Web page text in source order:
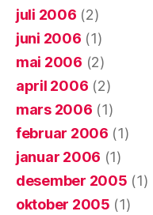
juli 2006 (2)
juni 2006 (1)
mai 2006 (2)
april 2006 (2)
mars 2006 (1)
februar 2006 (1)
januar 2006 (1)
desember 2005 (1)
oktober 2005 (1)